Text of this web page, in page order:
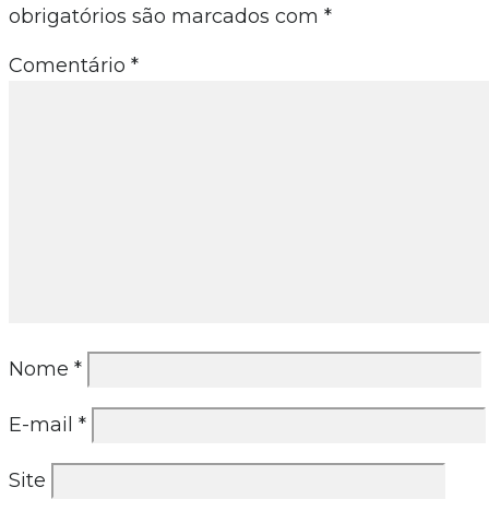
obrigatórios são marcados com *
Comentário *
Nome *
E-mail *
Site